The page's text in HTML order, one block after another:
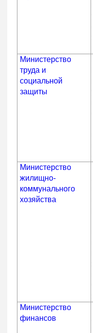
Министерство
труда и
социальной
защиты
Министерство
жилищно-
коммунального
хозяйства
Министерство
финансов